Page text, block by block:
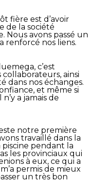
fière est d’avoir
de la société
Nous avons passé un
renforcé nos liens.
c’est
collaborateurs, ainsi
dans nos échanges.
et même si
a jamais de
notre première
travaillé dans la
piscine pendant la
les provinciaux qui
à eux, ce qui a
permis de mieux
un très bon